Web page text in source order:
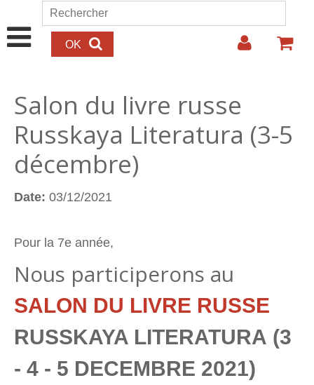
Aller au contenu principal
Formulaire de recherche
Rechercher
Salon du livre russe
Russkaya Literatura (3-5
décembre)
Date: 03/12/2021
Pour la 7e année,
Nous participerons au
SALON DU LIVRE RUSSE
RUSSKAYA LITERATURA (3
- 4 - 5 DECEMBRE 2021)